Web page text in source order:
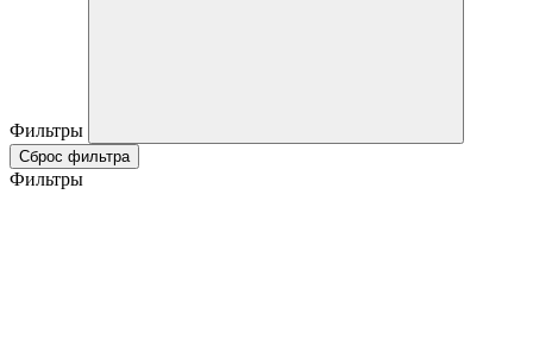
Фильтры
Сброс фильтра
Фильтры